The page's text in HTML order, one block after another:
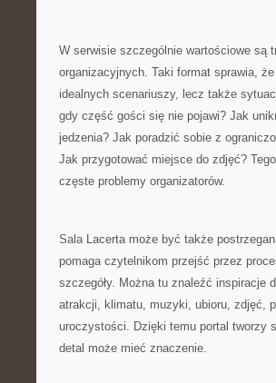
W serwisie szczególnie wartościowe są
organizacyjnych. Taki format sprawia,
idealnych scenariuszy, lecz także
gdy część gości się nie pojawi? Jak
jedzenia? Jak poradzić sobie z
Jak przygotować miejsce do zdjęć?
częste problemy organizatorów.
Sala Lacerta może być także
pomaga czytelnikom przejść przez
szczegóły. Można tu znaleźć inspiracje
atrakcji, klimatu, muzyki, ubioru, zdjęć,
uroczystości. Dzięki temu portal tworzy
detal może mieć znaczenie.